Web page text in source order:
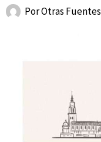
PorOtras Fuentes